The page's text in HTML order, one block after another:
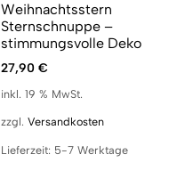
Weihnachtsstern
Sternschnuppe –
stimmungsvolle Deko
27,90 €
inkl. 19 % MwSt.
zzgl. Versandkosten
Lieferzeit: 5-7 Werktage